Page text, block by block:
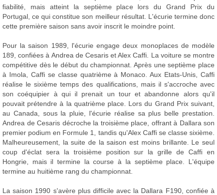
fiabilité, mais atteint la septième place lors du Grand Prix du
Portugal, ce qui constitue son meilleur résultat. L'écurie termine donc
cette première saison sans avoir inscrit le moindre point.
Pour la saison 1989, l'écurie engage deux monoplaces de modèle
189, confiées à Andrea de Cesaris et Alex Caffi. La voiture se montre
compétitive dès le début du championnat. Après une septième place
à Imola, Caffi se classe quatrième à Monaco. Aux Etats-Unis, Caffi
réalise le sixième temps des qualifications, mais il s'accroche avec
son coéquipier à qui il prenait un tour et abandonne alors qu'il
pouvait prétendre à la quatrième place. Lors du Grand Prix suivant,
au Canada, sous la pluie, l'écurie réalise sa plus belle prestation.
Andrea de Cesaris décroche la troisième place, offrant à Dallara son
premier podium en Formule 1, tandis qu'Alex Caffi se classe sixième.
Malheureusement, la suite de la saison est moins brillante. Le seul
coup d'éclat sera la troisième position sur la grille de Caffi en
Hongrie, mais il termine la course à la septième place. L'équipe
termine au huitième rang du championnat.
La saison 1990 s'avère plus difficile avec la Dallara F190, confiée à